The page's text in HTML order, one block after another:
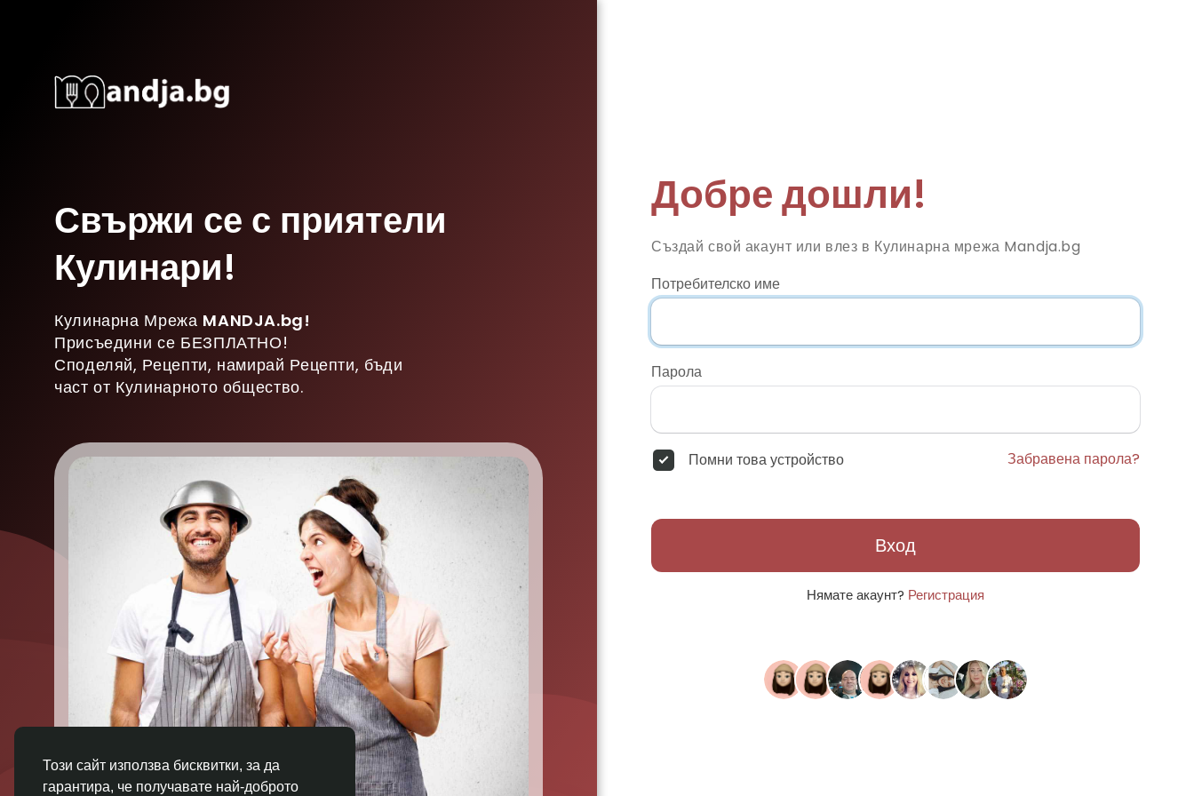
Този сайт използва бисквитки, за да
гарантира, че получавате най-доброто
Свържи се с приятели
Кулинари!
Кулинарна Мрежа MANDJA.bg!
Присъедини се БЕЗПЛАТНО!
Споделяй, Рецепти, намирай Рецепти, бъди
част от Кулинарното общество.
Добре дошли!
Създай свой акаунт или влез в Кулинарна мрежа Mandja.bg
Потребителско име
Парола
Помни това устройство Забравена парола?
Вход
Нямате акаунт? Регистрация